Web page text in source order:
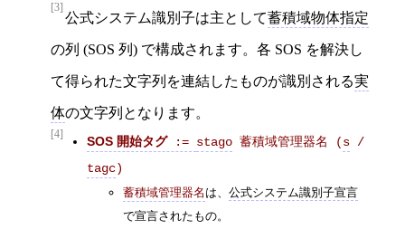
[3]
公式システム識別子は主として蓄積域物体指定
の列 (SOS 列) で構成されます。各 SOS を解決し
て得られた文字列を連結したものが識別される実
体の文字列となります。
[4] SOS 開始タグ := stago 蓄積域管理器名 (s
tagc)
蓄積域管理器名 は、 公式システム識別子宣言
で宣言されたもの。